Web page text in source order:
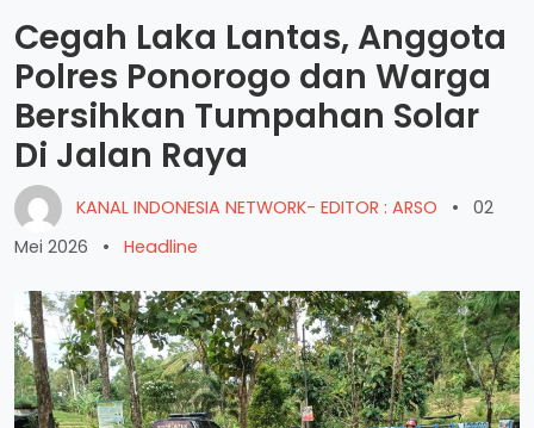
Cegah Laka Lantas, Anggota
Polres Ponorogo dan Warga
Bersihkan Tumpahan Solar
Di Jalan Raya
KANAL INDONESIA NETWORK- EDITOR : ARSO •
02
Mei 2026
• Headline